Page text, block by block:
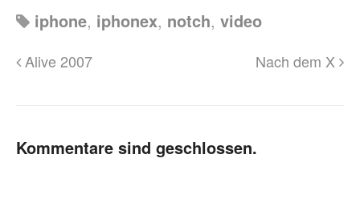
iphone, iphonex, notch, video
Alive 2007 Nach dem X
Kommentare sind geschlossen.